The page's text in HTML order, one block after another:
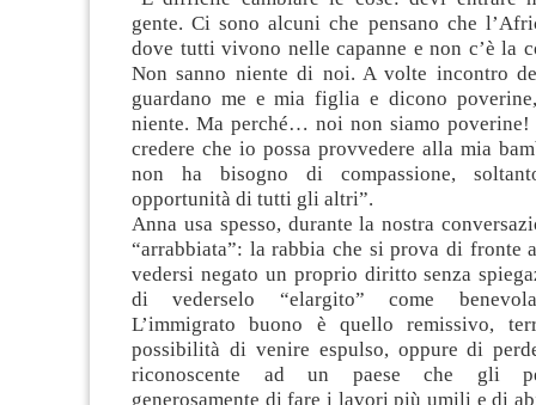
gente. Ci sono alcuni che pensano che
dove tutti vivono nelle capanne e non c’è la
Non sanno niente di noi. A volte incontro
guardano me e mia figlia e dicono
niente. Ma perché… noi non siamo poverine!
credere che io possa provvedere alla mia
non ha bisogno di compassione,
opportunità di tutti gli altri”.
Anna usa spesso, durante la nostra
“arrabbiata”: la rabbia che si prova di fronte
vedersi negato un proprio diritto senza
di vederselo “elargito” come benevola
L’immigrato buono è quello remissivo,
possibilità di venire espulso, oppure di
riconoscente ad un paese che gli
generosamente di fare i lavori più umili e di